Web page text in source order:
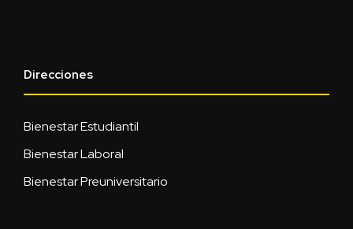
Direcciones
Bienestar Estudiantil
Bienestar Laboral
Bienestar Preuniversitario